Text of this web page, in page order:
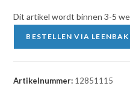
Dit artikel wordt binnen 3-5
BESTELLEN VIA
Artikelnummer: 12851115